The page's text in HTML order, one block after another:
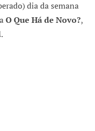
dia da semana
O Que Há de Novo?,
.